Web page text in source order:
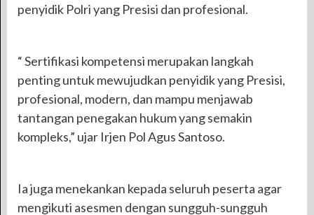
penyidik Polri yang Presisi dan profesional.
“ Sertifikasi kompetensi merupakan langkah
penting untuk mewujudkan penyidik yang Presisi,
profesional, modern, dan mampu menjawab
tantangan penegakan hukum yang semakin
kompleks,” ujar Irjen Pol Agus Santoso.
Ia juga menekankan kepada seluruh peserta agar
mengikuti asesmen dengan sungguh-sungguh